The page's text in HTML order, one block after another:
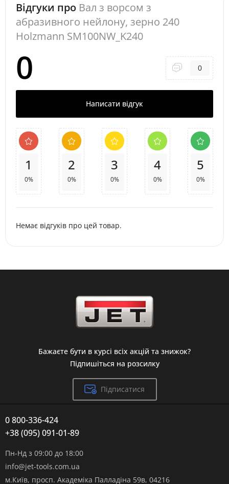
Відгуки про Вал з ворсом з
абразивного нейлону, зерно 240
Holzmann SM100NW_K240
0 0
Написати відгук
1
0%
2
0%
3
0%
4
0%
5
0%
Немає відгуків про цей товар.
Бажаєте бути в курсі всіх акцій та знижок?
Підпишіться на розсилку
Підписатися
0 800-336-424
+38 (095) 091-01-89
Пн-Нд з 09:00 до 18:00
info@jet-tools.com.ua
м.Київ, просп. Академіка Палладіна 59в, 04216